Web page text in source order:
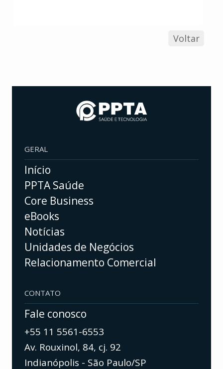
Voltar
GERAL
Início
PPTA Saúde
Core Business
eBooks
Notícias
Unidades de Negócios
Relacionamento Comercial
CONTATO
Fale conosco
+55 11 5561-6553
Av. Rouxinol, 84, cj. 92
Indianópolis - São Paulo/SP